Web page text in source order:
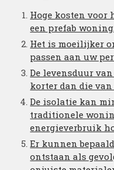
Hoge kosten voor
een prefab
Het is moeilijker
passen aan uw
De levensduur
korter dan die
De isolatie kan
traditionele
energieverbruik
Er kunnen
ontstaan als